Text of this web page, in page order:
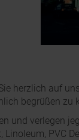
herzlich auf
begrüßen zu
und verlegen
Linoleum, PVC